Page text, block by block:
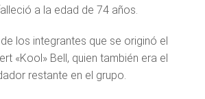
a la edad de 74 años.
los integrantes que se originó el
«Kool» Bell, quien también era el
restante en el grupo.